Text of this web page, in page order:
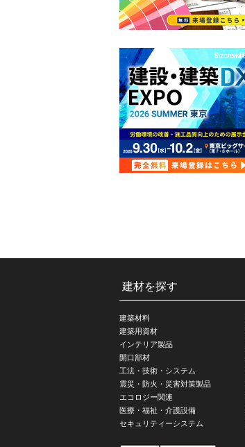
建材を探す
建築材料
建築用資材
インテリア製品
開口部材
工法・技術・システム
震災・防火・災害対策製品
エコロジー関連
医療・福祉・介護設備
セキュリティーシステム